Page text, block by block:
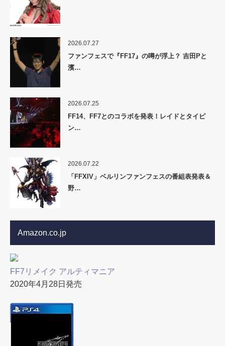
2026.07.27
ファンフェスで『FF17』の噂が浮上？ 吉田Pと
濱…
2026.07.25
FF14、FF7とのコラボを発表！レイドとタイピ
ン…
2026.07.22
「FFXIV」ベルリンファンフェスの番組表発表＆
野…
Amazon.co.jp
FF7リメイク アルティマニア
2020年4月28日発売